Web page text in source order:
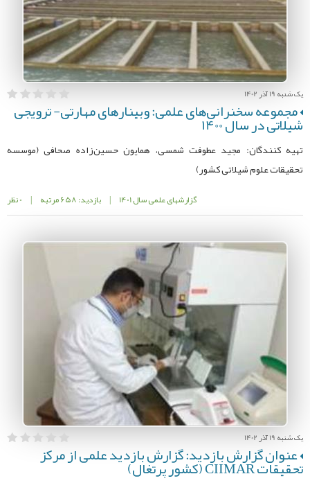
یک شنبه 19 آذر 1402
مجموعه سخنرانی‌های علمی: وبینارهای مهارتی- ترویجی
شیلاتی در سال 1400
تهیه‌ کنندگان: مجید عطوفت شمسی، همایون حسین‌زاده صحافی (موسسه
تحقیقات علوم شیلاتی کشور)
گزارشهای علمی سال 1401 | بازدید: 658 مرتبه | 0 نظر
یک شنبه 19 آذر 1402
عنوان گزارش بازدید: گزارش بازدید علمی از مرکز
تحقیقات CIIMAR (کشور پرتغال)